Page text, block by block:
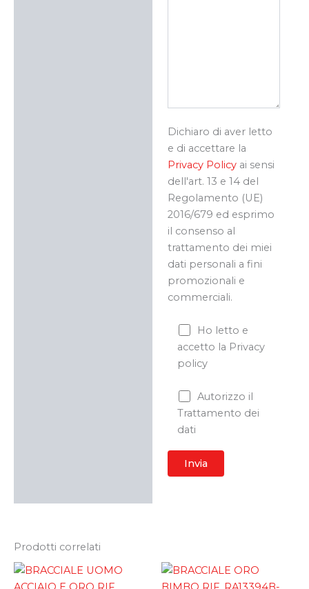
Dichiaro di aver letto
e di accettare la
Privacy Policyai sensi
dell'art. 13 e 14 del
Regolamento (UE)
2016/679 ed esprimo
il consenso al
trattamento dei miei
dati personali a fini
promozionali e
commerciali.
Ho letto e
accetto la Privacy
policy
Autorizzo il
Trattamento dei
dati
Prodotti correlati